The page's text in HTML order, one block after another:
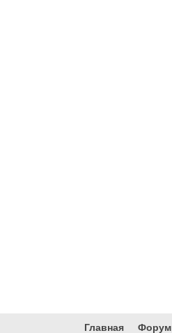
Главная Форум